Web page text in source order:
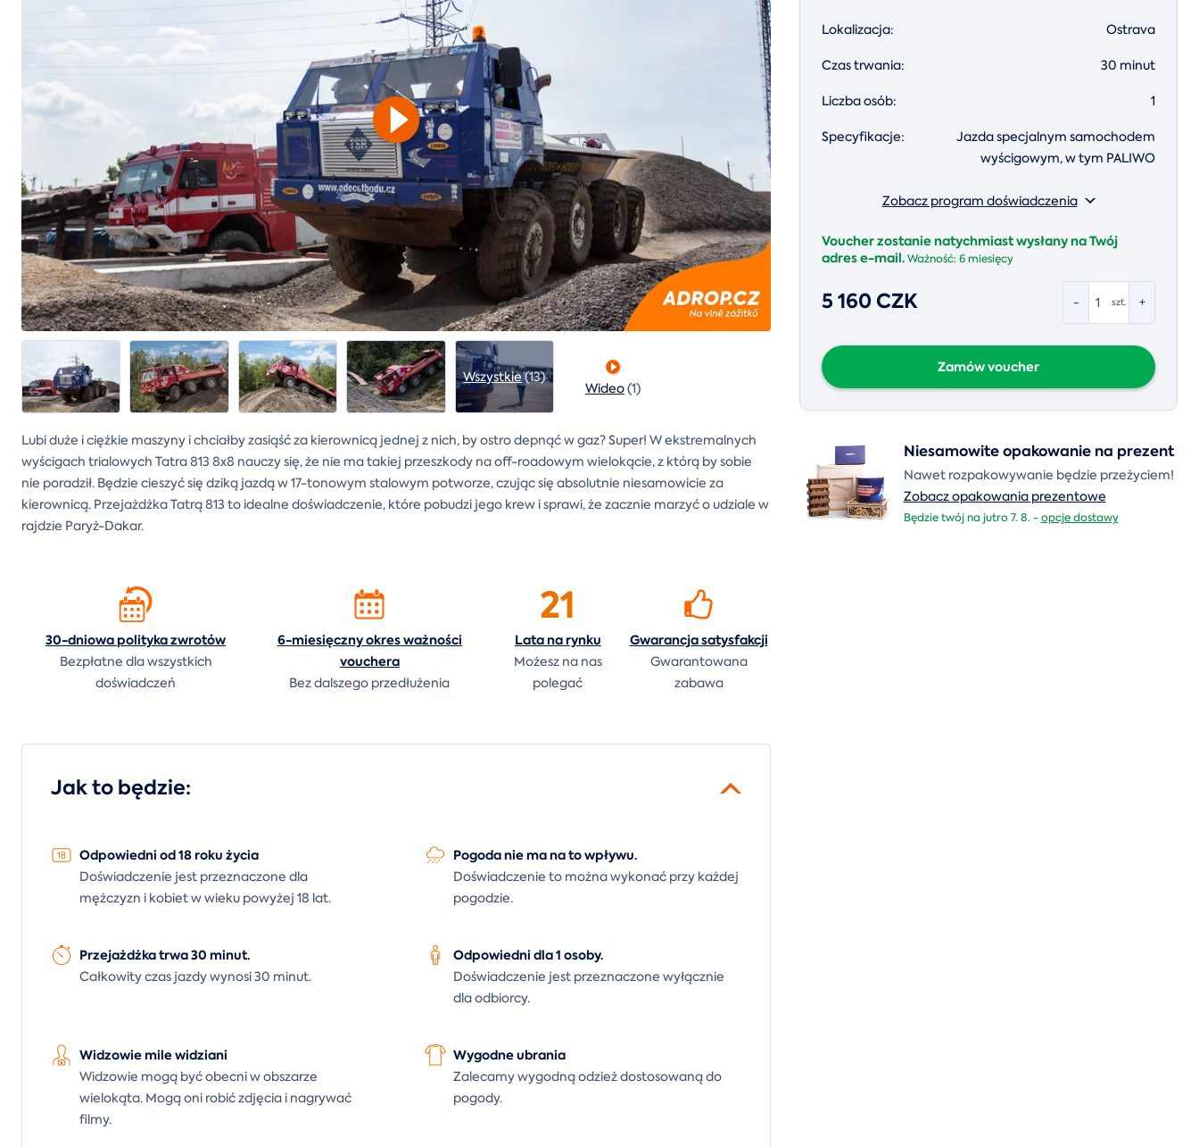
Wszystkie(13)
Wideo(1)
Lokalizacja: Ostrava
Czas trwania: 30 minut
Liczba osób: 1
Specyfikacje:
Jazda specjalnym samochodem
wyścigowym, w tym PALIWO
Zobacz program doświadczenia
Voucher zostanie natychmiast wysłany na Twój
adres e-mail.Ważność:6 miesięcy
- +
szt.
5 160 CZK
Zamów voucher
Niesamowite opakowanie na prezent
Nawet rozpakowywanie będzie przeżyciem!
Zobacz opakowania prezentowe
Będzie twój na jutro 7. 8. -opcje dostawy
Lubi duże i ciężkie maszyny i chciałby zasiąść za kierownicą jednej z nich, by ostro depnąć w gaz? Super! W ekstremalnych
wyścigach trialowych Tatra 813 8x8 nauczy się, że nie ma takiej przeszkody na off-roadowym wielokącie, z którą by sobie
nie poradził. Będzie cieszyć się dziką jazdą w 17-tonowym stalowym potworze, czując się absolutnie niesamowicie za
kierownicą. Przejażdżka Tatrą 813 to idealne doświadczenie, które pobudzi jego krew i sprawi, że zacznie marzyć o udziale w
rajdzie Paryż-Dakar.
30-dniowa politykazwrotów
Bezpłatne dla wszystkich
doświadczeń
6-miesięczny okres ważności
vouchera
Bez dalszego przedłużenia
21
Lata narynku
Możesz na nas
polegać
Gwarancjasatysfakcji
Gwarantowana
zabawa
Jak to będzie:
Odpowiedni od 18 roku życia
Doświadczenie jest przeznaczone dla
mężczyzn i kobiet w wieku powyżej 18 lat.
Pogoda nie ma na to wpływu.
Doświadczenie to można wykonać przy każdej
pogodzie.
Przejażdżka trwa 30 minut.
Całkowity czas jazdy wynosi 30 minut.
Odpowiedni dla 1 osoby.
Doświadczenie jest przeznaczone wyłącznie
dla odbiorcy.
Widzowie mile widziani
Widzowie mogą być obecni w obszarze
wielokąta. Mogą oni robić zdjęcia i nagrywać
filmy.
Wygodne ubrania
Zalecamy wygodną odzież dostosowaną do
pogody.